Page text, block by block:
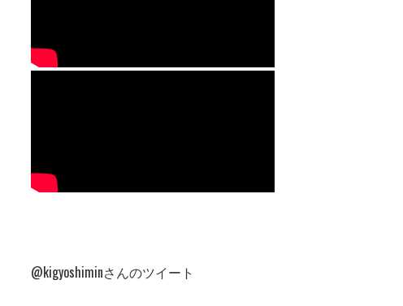
@kigyoshiminさんのツイート